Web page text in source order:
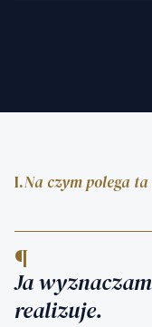
I.Na czym polega
¶
Ja
realizuje.